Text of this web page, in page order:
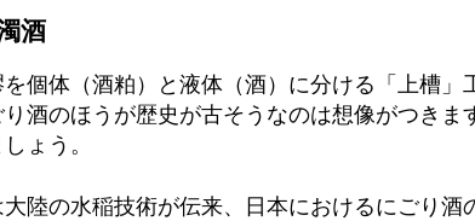
酒
個体（酒粕）と液体（酒）に分ける「上槽」
酒のほうが歴史が古そうなのは想像がつきま
ょう。
陸の水稲技術が伝来、日本におけるにごり酒